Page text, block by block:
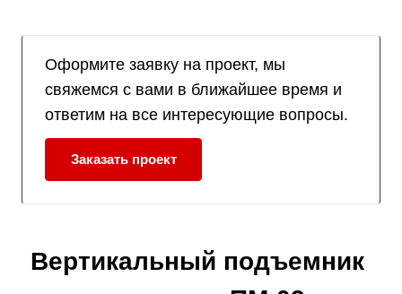
Оформите заявку на проект, мы
свяжемся с вами в ближайшее время и
ответим на все интересующие вопросы.
Заказать проект
Вертикальный подъемник